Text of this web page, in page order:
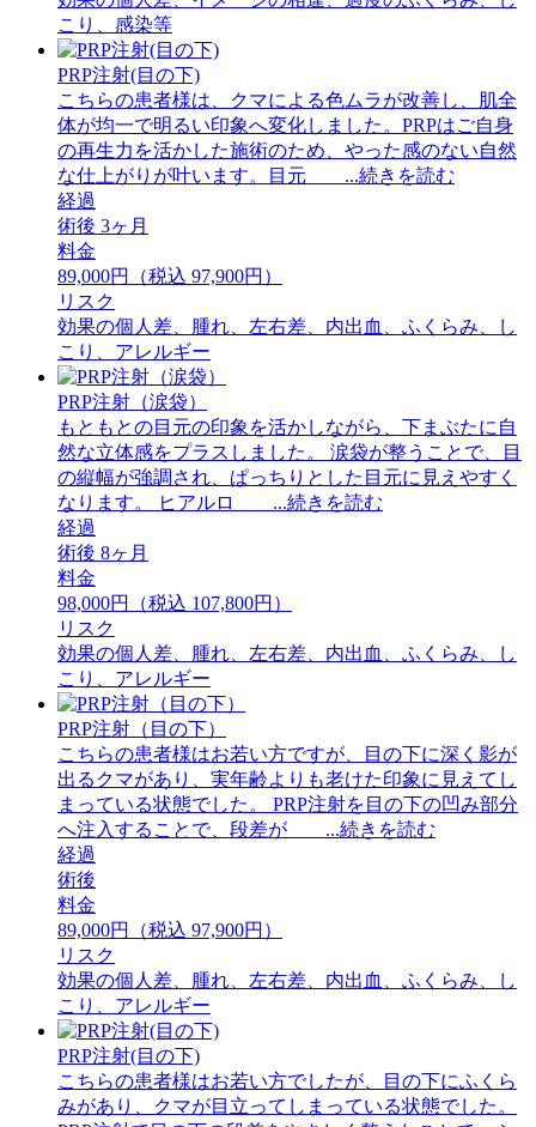
こり、感染等
PRP注射(目の下)
こちらの患者様は、クマによる色ムラが改善し、肌全
体が均一で明るい印象へ変化しました。PRPはご自身
の再生力を活かした施術のため、やった感のない自然
な仕上がりが叶います。目元 ...続きを読む
経過
術後 3ヶ月
料金
89,000円（税込 97,900円）
リスク
効果の個人差、腫れ、左右差、内出血、ふくらみ、し
こり、アレルギー
PRP注射（涙袋）
もともとの目元の印象を活かしながら、下まぶたに自
然な立体感をプラスしました。 ⁡涙袋が整うことで、目
の縦幅が強調され、ぱっちりとした目元に見えやすく
なります。 ⁡ヒアルロ ...続きを読む
経過
術後 8ヶ月
料金
98,000円（税込 107,800円）
リスク
効果の個人差、腫れ、左右差、内出血、ふくらみ、し
こり、アレルギー
PRP注射（目の下）
こちらの患者様はお若い方ですが、目の下に深く影が
出るクマがあり、実年齢よりも老けた印象に見えてし
まっている状態でした。 PRP注射を目の下の凹み部分
へ注入することで、段差が ...続きを読む
経過
術後
料金
89,000円（税込 97,900円）
リスク
効果の個人差、腫れ、左右差、内出血、ふくらみ、し
こり、アレルギー
PRP注射(目の下)
こちらの患者様はお若い方でしたが、目の下にふくら
みがあり、クマが目立ってしまっている状態でした。